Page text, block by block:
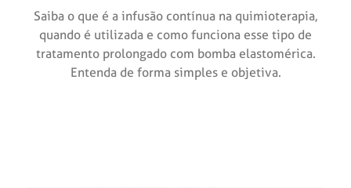
Saiba o que é a infusão contínua na quimioterapia,
quando é utilizada e como funciona esse tipo de
tratamento prolongado com bomba elastomérica.
Entenda de forma simples e objetiva.